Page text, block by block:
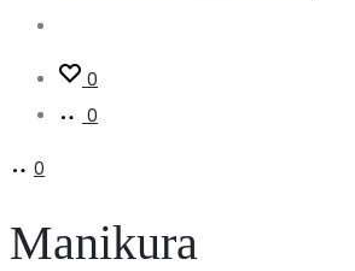
0
0
0
Manikura